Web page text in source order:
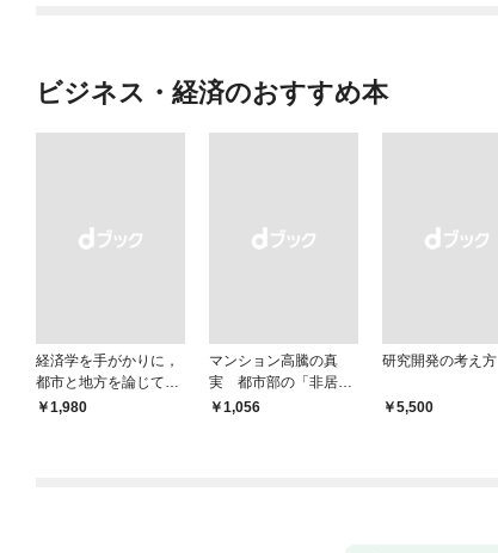
ビジネス・経済のおすすめ本
経済学を手がかりに，
都市と地方を論じてみ
よう
￥1,980
マンション高騰の真
実 都市部の「非居住
化」が街を壊す
￥1,056
研究開発の考え方
￥5,500